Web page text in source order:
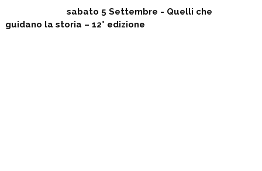
sabato 5 Settembre - Quelli che
guidano la storia – 12° edizione